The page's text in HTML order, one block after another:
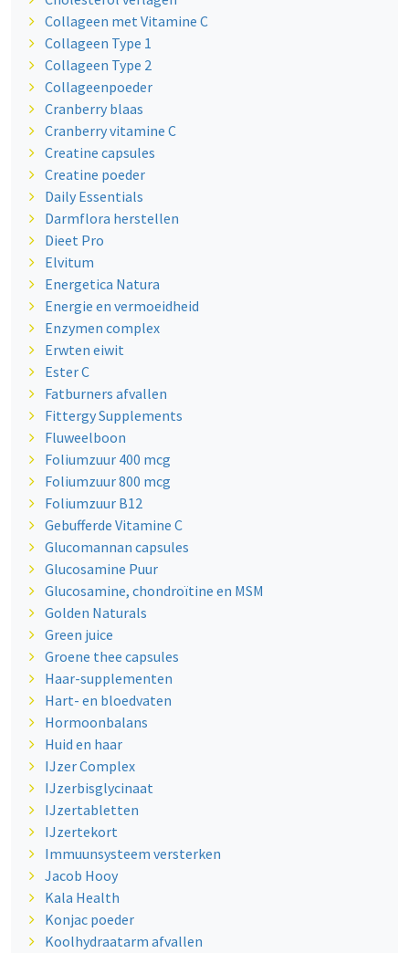
Collageen met Vitamine C
Collageen Type 1
Collageen Type 2
Collageenpoeder
Cranberry blaas
Cranberry vitamine C
Creatine capsules
Creatine poeder
Daily Essentials
Darmflora herstellen
Dieet Pro
Elvitum
Energetica Natura
Energie en vermoeidheid
Enzymen complex
Erwten eiwit
Ester C
Fatburners afvallen
Fittergy Supplements
Fluweelboon
Foliumzuur 400 mcg
Foliumzuur 800 mcg
Foliumzuur B12
Gebufferde Vitamine C
Glucomannan capsules
Glucosamine Puur
Glucosamine, chondroïtine en MSM
Golden Naturals
Green juice
Groene thee capsules
Haar-supplementen
Hart- en bloedvaten
Hormoonbalans
Huid en haar
IJzer Complex
IJzerbisglycinaat
IJzertabletten
IJzertekort
Immuunsysteem versterken
Jacob Hooy
Kala Health
Konjac poeder
Koolhydraatarm afvallen